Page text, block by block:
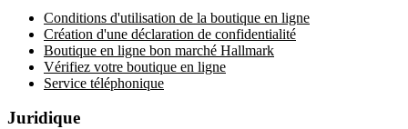
Conditions d'utilisation de la boutique en ligne
Création d'une déclaration de confidentialité
Boutique en ligne bon marché Hallmark
Vérifiez votre boutique en ligne
Service téléphonique
Juridique